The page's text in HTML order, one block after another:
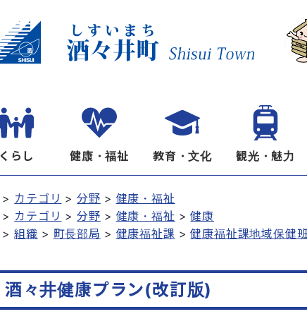
くらし 健康・福祉 教育・文化 観光・魅力
カテゴリ 分野
健康・福祉
カテゴリ 分野 健康・福祉
健康
組織 町長部局 健康福祉課 健康福祉課地域保健
酒々井健康プラン(改訂版)